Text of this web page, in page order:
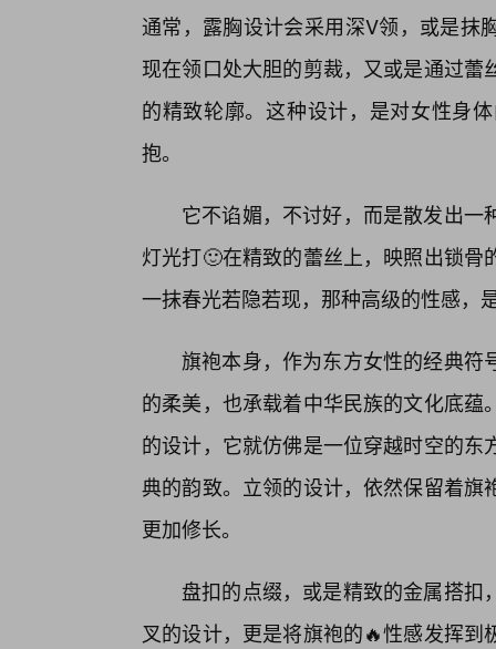
通常，露胸设计会采用深V领，或是抹
现在领口处大胆的剪裁，又或是通过
的精致轮廓。这种设计，是对女性身
抱。
它不谄媚，不讨好，而是散发出
灯光打🙂在精致的蕾丝上，映照出锁
一抹春光若隐若现，那种高级的性感，
旗袍本身，作为东方女性的经典符
的柔美，也承载着中华民族的文化底
的设计，它就仿佛是一位穿越时空的
典的韵致。立领的设计，依然保留着
更加修长。
盘扣的点缀，或是精致的金属搭
叉的设计，更是将旗袍的🔥性感发挥